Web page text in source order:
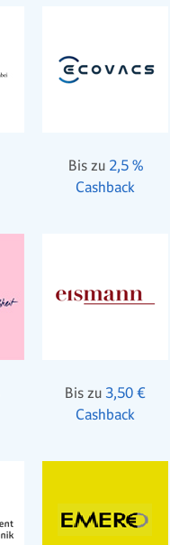
Bis zu 2,5 %
Cashback
Bis zu 3,50 €
Cashback